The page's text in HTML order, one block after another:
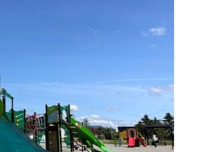
LOCAL
KEYWORD
Sitakke編集部 IKU
【暮らしの知恵を身につけたい】